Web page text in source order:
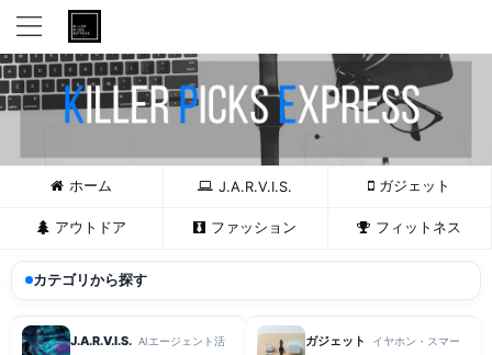
ホーム J.A.R.V.I.S. ガジェット
アウトドア ファッション フィットネス
カテゴリから探す
J.A.R.V.I.S. AIエージェント活
ガジェット
イヤホン・スマー